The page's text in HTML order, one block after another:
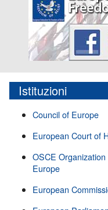
Istituzioni
Council of Europe
European Court of
OSCE
Europe
European